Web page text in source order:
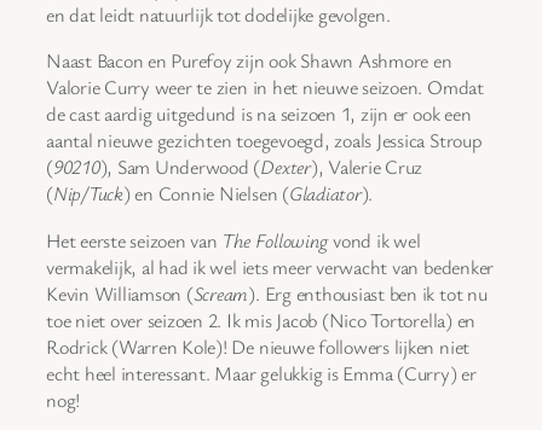
en dat leidt natuurlijk tot dodelijke gevolgen.
Naast Bacon en Purefoy zijn ook Shawn Ashmore en
Valorie Curry weer te zien in het nieuwe seizoen. Omdat
de cast aardig uitgedund is na seizoen 1, zijn er ook een
aantal nieuwe gezichten toegevoegd, zoals Jessica Stroup
(90210), Sam Underwood (Dexter), Valerie Cruz
(Nip/Tuck) en Connie Nielsen (Gladiator).
Het eerste seizoen van The Followingvond ik wel
vermakelijk, al had ik wel iets meer verwacht van bedenker
Kevin Williamson (Scream). Erg enthousiast ben ik tot nu
toe niet over seizoen 2. Ik mis Jacob (Nico Tortorella) en
Rodrick (Warren Kole)! De nieuwe followers lijken niet
echt heel interessant. Maar gelukkig is Emma (Curry) er
nog!